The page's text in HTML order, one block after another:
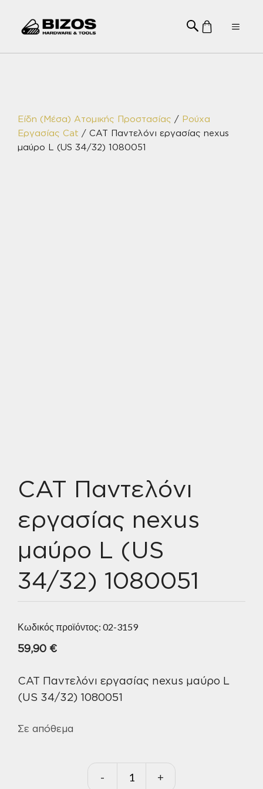
Menu
Είδη (Μέσα) Ατομικής Προστασίας / Ρούχα
Εργασίας Cat / CAT Παντελόνι εργασίας nexus
μαύρο L (US 34/32) 1080051
CAT Παντελόνι
εργασίας nexus
μαύρο L (US
34/32) 1080051
Κωδικός προϊόντος: 02-3159
59,90 €
CAT Παντελόνι εργασίας nexus μαύρο L
(US 34/32) 1080051
Σε απόθεμα
-
CAT
+